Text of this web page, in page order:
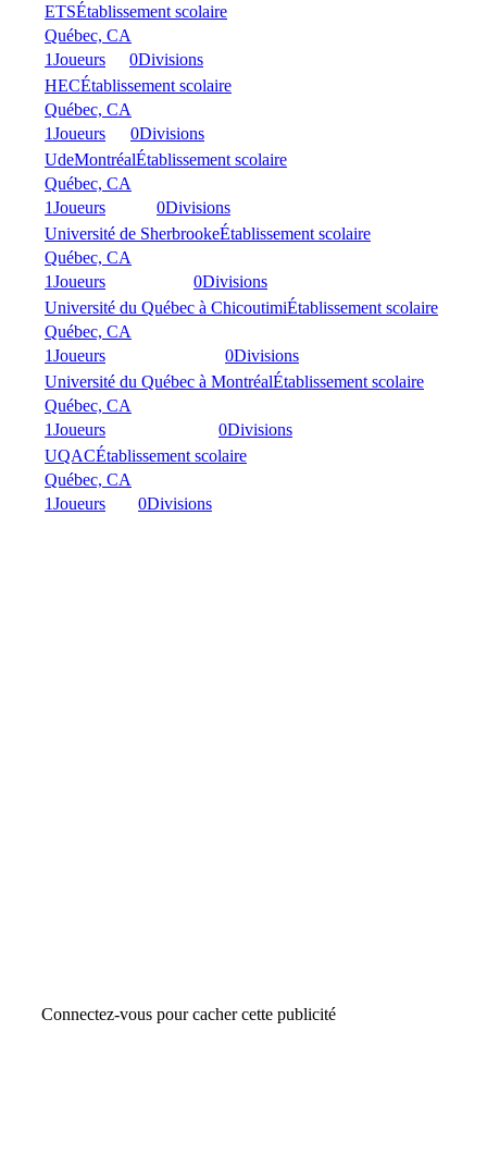
ETSÉtablissement scolaire
Québec, CA
1Joueurs 0Divisions
HECÉtablissement scolaire
Québec, CA
1Joueurs 0Divisions
UdeMontréalÉtablissement scolaire
Québec, CA
1Joueurs 0Divisions
Université de SherbrookeÉtablissement scolaire
Québec, CA
1Joueurs 0Divisions
Université du Québec à ChicoutimiÉtablissement scolaire
Québec, CA
1Joueurs 0Divisions
Université du Québec à MontréalÉtablissement scolaire
Québec, CA
1Joueurs 0Divisions
UQACÉtablissement scolaire
Québec, CA
1Joueurs 0Divisions
Connectez-vous pour cacher cette publicité